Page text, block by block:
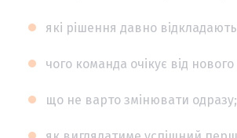
які рішення давно
чого команда очікує від
що не варто змінювати одразу;